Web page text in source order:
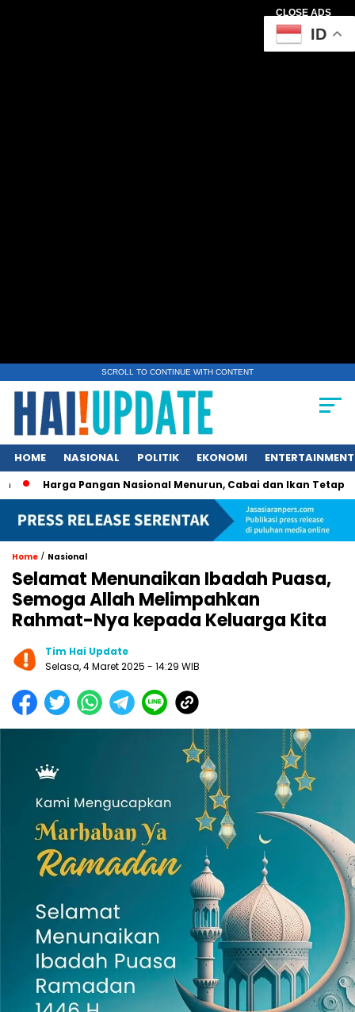
CLOSE ADS
SCROLL TO CONTINUE WITH CONTENT
HOME NASIONAL POLITIK EKONOMI ENTERTAINMENT
Pangan Nasional Menurun, Cabai dan Ikan Tetap Picu
Home / Nasional
Selamat Menunaikan Ibadah Puasa,
Semoga Allah Melimpahkan
Rahmat-Nya kepada Keluarga Kita
Tim Hai Update
Selasa, 4 Maret 2025 - 14:29 WIB
ID